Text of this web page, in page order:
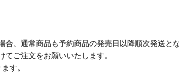
、通常商品も予約商品の発売日以降順次発送とな
ご注文をお願いいたします。
す。